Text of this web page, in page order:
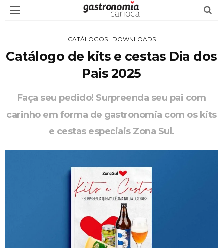
CATÁLOGOS DOWNLOADS
Catálogo de kits e cestas Dia dos
Pais 2025
Faça seu pedido! Surpreenda seu pai com
carinho em forma de gastronomia com os kits
e cestas especiais Zona Sul.